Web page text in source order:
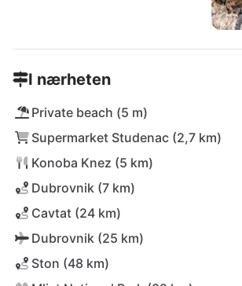
I nærheten
Private beach (5 m)
Supermarket Studenac (2,7 km)
Konoba Knez (5 km)
Dubrovnik (7 km)
Cavtat (24 km)
Dubrovnik (25 km)
Ston (48 km)